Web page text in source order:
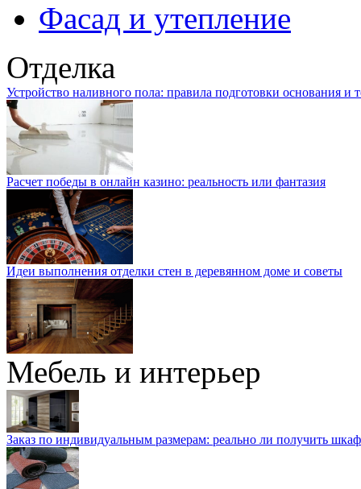
Фасад и утепление
Отделка
Устройство наливного пола: правила подготовки основания и
Расчет победы в онлайн казино: реальность или фантазия
Идеи выполнения отделки стен в деревянном доме и советы
Мебель и интерьер
Заказ по индивидуальным размерам: реально ли получить